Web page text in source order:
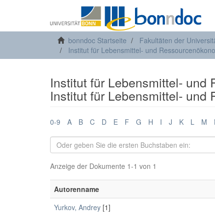
bonndoc Startseite Fakultäten der
Institut für Lebensmittel- und
Institut für Lebensmittel- und
Institut für Lebensmittel- und
0-9 A B C D E F G H I J K L M
Anzeige der Dokumente 1-1 von 1
Autorenname
Yurkov, Andrey [1]